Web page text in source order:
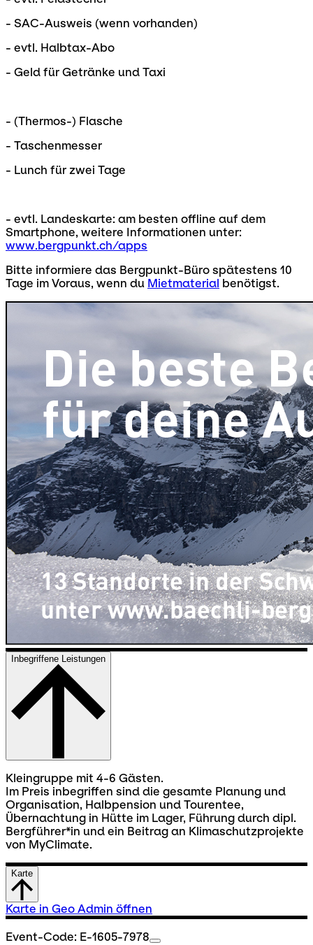
- SAC-Ausweis (wenn vorhanden)
- evtl. Halbtax-Abo
- Geld für Getränke und Taxi
- (Thermos-) Flasche
- Taschenmesser
- Lunch für zwei Tage
- evtl. Landeskarte: am besten offline auf dem
Smartphone, weitere Informationen unter:
www.bergpunkt.ch/apps
Bitte informiere das Bergpunkt-Büro spätestens 10
Tage im Voraus, wenn du Mietmaterial benötigst.
Inbegriffene Leistungen
Kleingruppe mit 4-6 Gästen.
Im Preis inbegriffen sind die gesamte Planung und
Organisation, Halbpension und Tourentee,
Übernachtung in Hütte im Lager, Führung durch dipl.
Bergführer*in und ein Beitrag an Klimaschutzprojekte
von MyClimate.
Karte
Karte in Geo Admin öffnen
Event-Code: E-1605-7978